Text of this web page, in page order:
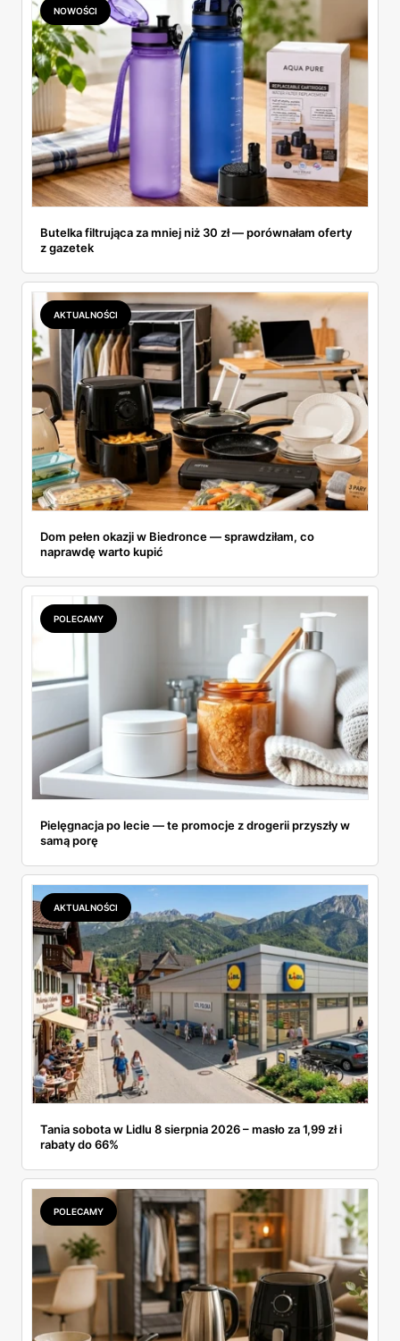
NOWOŚCI
Butelka filtrująca za mniej niż 30 zł — porównałam oferty
z gazetek
AKTUALNOŚCI
Dom pełen okazji w Biedronce — sprawdziłam, co
naprawdę warto kupić
POLECAMY
Pielęgnacja po lecie — te promocje z drogerii przyszły w
samą porę
AKTUALNOŚCI
Tania sobota w Lidlu 8 sierpnia 2026 – masło za 1,99 zł i
rabaty do 66%
POLECAMY